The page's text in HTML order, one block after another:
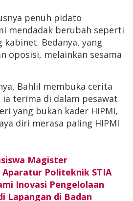
penuh pidato
mendadak berubah seperti
Bedanya, yang
oposisi, melainkan sesama
Bahlil membuka cerita
ia terima di dalam pesawat
yang bukan kader HIPMI,
diri merasa paling HIPMI
Magister
Aparatur Politeknik STIA
Inovasi Pengelolaan
Lapangan di Badan